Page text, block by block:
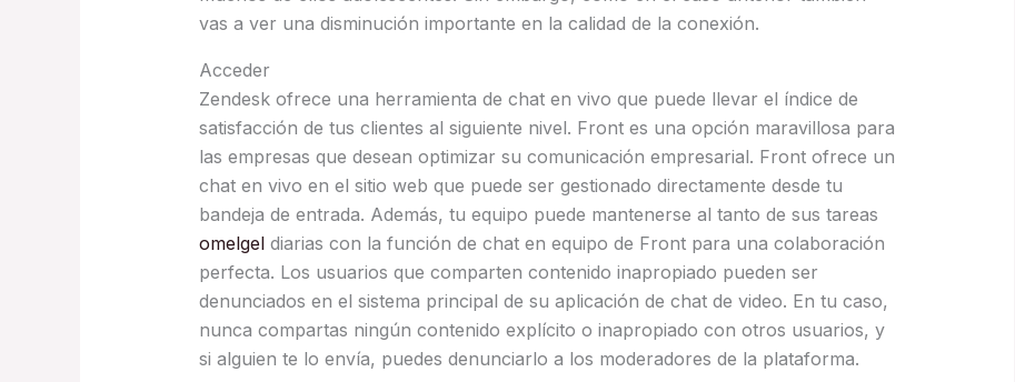
vas a ver una disminución importante en la calidad de la conexión.
Acceder
Zendesk ofrece una herramienta de chat en vivo que puede llevar el índice de
satisfacción de tus clientes al siguiente nivel. Front es una opción maravillosa para
las empresas que desean optimizar su comunicación empresarial. Front ofrece un
chat en vivo en el sitio web que puede ser gestionado directamente desde tu
bandeja de entrada. Además, tu equipo puede mantenerse al tanto de sus tareas
omelgeldiarias con la función de chat en equipo de Front para una colaboración
perfecta. Los usuarios que comparten contenido inapropiado pueden ser
denunciados en el sistema principal de su aplicación de chat de video. En tu caso,
nunca compartas ningún contenido explícito o inapropiado con otros usuarios, y
si alguien te lo envía, puedes denunciarlo a los moderadores de la plataforma.